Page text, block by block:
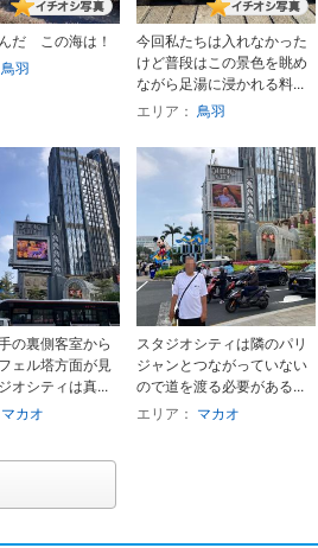
だ この海は！
鳥羽
今回私たちは入れなかった
けど普段はこの景色を眺め
ながら足湯に浸かれる料...
エリア： 鳥羽
の裏側客室から
ェル塔方面が見
オシティは真...
マカオ
スタジオシティは隣のパリ
ジャンとつながっていない
ので道を渡る必要がある...
エリア： マカオ